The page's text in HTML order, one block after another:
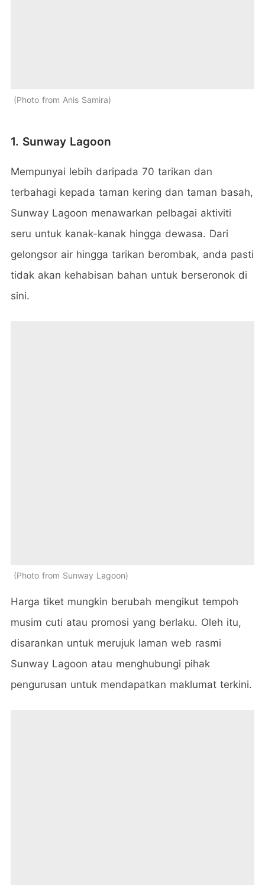
Photo from Anis Samira
1. Sunway Lagoon
Mempunyai lebih daripada 70 tarikan dan
terbahagi kepada taman kering dan taman basah,
Sunway Lagoon menawarkan pelbagai aktiviti
seru untuk kanak-kanak hingga dewasa. Dari
gelongsor air hingga tarikan berombak, anda pasti
tidak akan kehabisan bahan untuk berseronok di
sini.
Photo from Sunway Lagoon
Harga tiket mungkin berubah mengikut tempoh
musim cuti atau promosi yang berlaku. Oleh itu,
disarankan untuk merujuk laman web rasmi
Sunway Lagoon atau menghubungi pihak
pengurusan untuk mendapatkan maklumat terkini.